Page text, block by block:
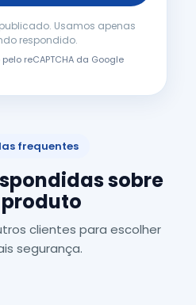
Usamos apenas
respondido.
reCAPTCHA da Google
frequentes
sobre
clientes para escolher
segurança.